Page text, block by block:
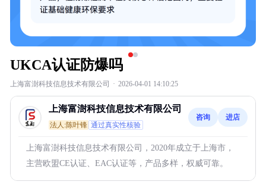
UKCA认证防爆吗
上海富澍科技信息技术有限公司 · 2026-04-01 14:10:25
上海富澍科技信息技术有限公司
法人:陈叶锋 通过真实性核验
咨询 进店
上海富澍科技信息技术有限公司，2020年成立于上海市，
主营欧盟CE认证、EAC认证等，产品多样，权威可靠。